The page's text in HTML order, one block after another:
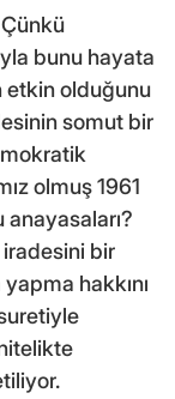
bunu hayata
etkin olduğunu
somut bir
olmuş 1961
anayasaları?
bir
hakkını